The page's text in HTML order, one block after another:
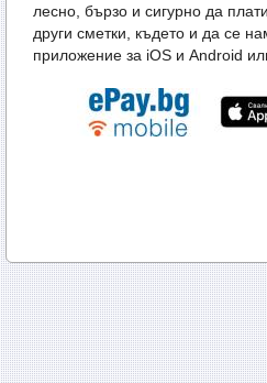
лесно, бързо и сигурно да
други сметки, където и да се
приложение за iOS и Android